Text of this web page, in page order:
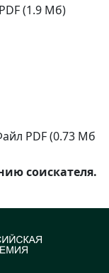
(1.9 Мб)
PDF (0.73 Мб
соискателя.